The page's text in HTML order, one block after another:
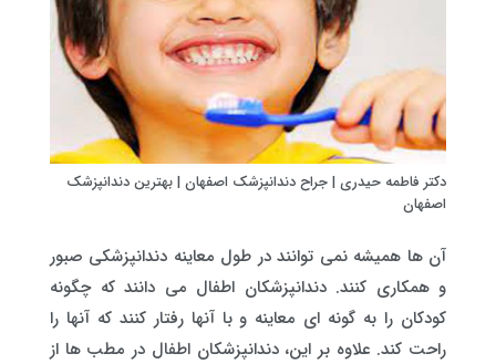
دکتر فاطمه حیدری | جراح دندانپزشک اصفهان | بهترین دندانپزشک
اصفهان
آن ها همیشه نمی توانند در طول معاینه دندانپزشکی صبور
و همکاری کنند. دندانپزشکان اطفال می دانند که چگونه
کودکان را به گونه ای معاینه و با آنها رفتار کنند که آنها را
راحت کند. علاوه بر این، دندانپزشکان اطفال در مطب ها از